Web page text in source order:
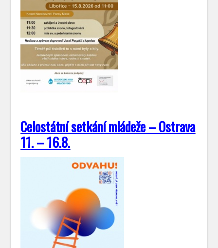
Celostátní setkání mládeže – Ostrava
11. – 16.8.